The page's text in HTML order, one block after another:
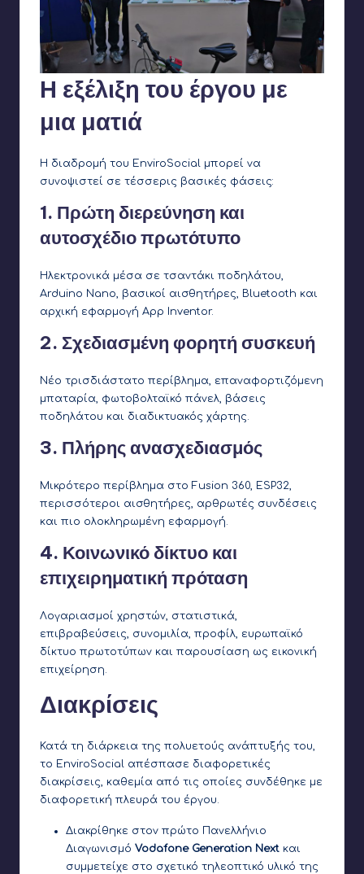
Η εξέλιξη του έργου με
μια ματιά
Η διαδρομή του EnviroSocial μπορεί να
συνοψιστεί σε τέσσερις βασικές φάσεις:
1. Πρώτη διερεύνηση και
αυτοσχέδιο πρωτότυπο
Ηλεκτρονικά μέσα σε τσαντάκι ποδηλάτου,
Arduino Nano, βασικοί αισθητήρες, Bluetooth και
αρχική εφαρμογή App Inventor.
2. Σχεδιασμένη φορητή συσκευή
Νέο τρισδιάστατο περίβλημα, επαναφορτιζόμενη
μπαταρία, φωτοβολταϊκό πάνελ, βάσεις
ποδηλάτου και διαδικτυακός χάρτης.
3. Πλήρης ανασχεδιασμός
Μικρότερο περίβλημα στο Fusion 360, ESP32,
περισσότεροι αισθητήρες, αρθρωτές συνδέσεις
και πιο ολοκληρωμένη εφαρμογή.
4. Κοινωνικό δίκτυο και
επιχειρηματική πρόταση
Λογαριασμοί χρηστών, στατιστικά,
επιβραβεύσεις, συνομιλία, προφίλ, ευρωπαϊκό
δίκτυο πρωτοτύπων και παρουσίαση ως εικονική
επιχείρηση.
Διακρίσεις
Κατά τη διάρκεια της πολυετούς ανάπτυξής του,
το EnviroSocial απέσπασε διαφορετικές
διακρίσεις, καθεμία από τις οποίες συνδέθηκε με
διαφορετική πλευρά του έργου.
Διακρίθηκε στον πρώτο Πανελλήνιο
Διαγωνισμό Vodafone Generation Next και
συμμετείχε στο σχετικό τηλεοπτικό υλικό της